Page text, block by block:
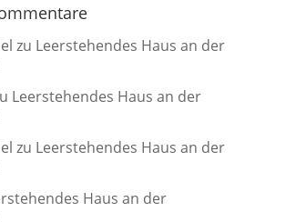
zu Leerstehendes Haus an der
Leerstehendes Haus an der
zu Leerstehendes Haus an der
Haus an der